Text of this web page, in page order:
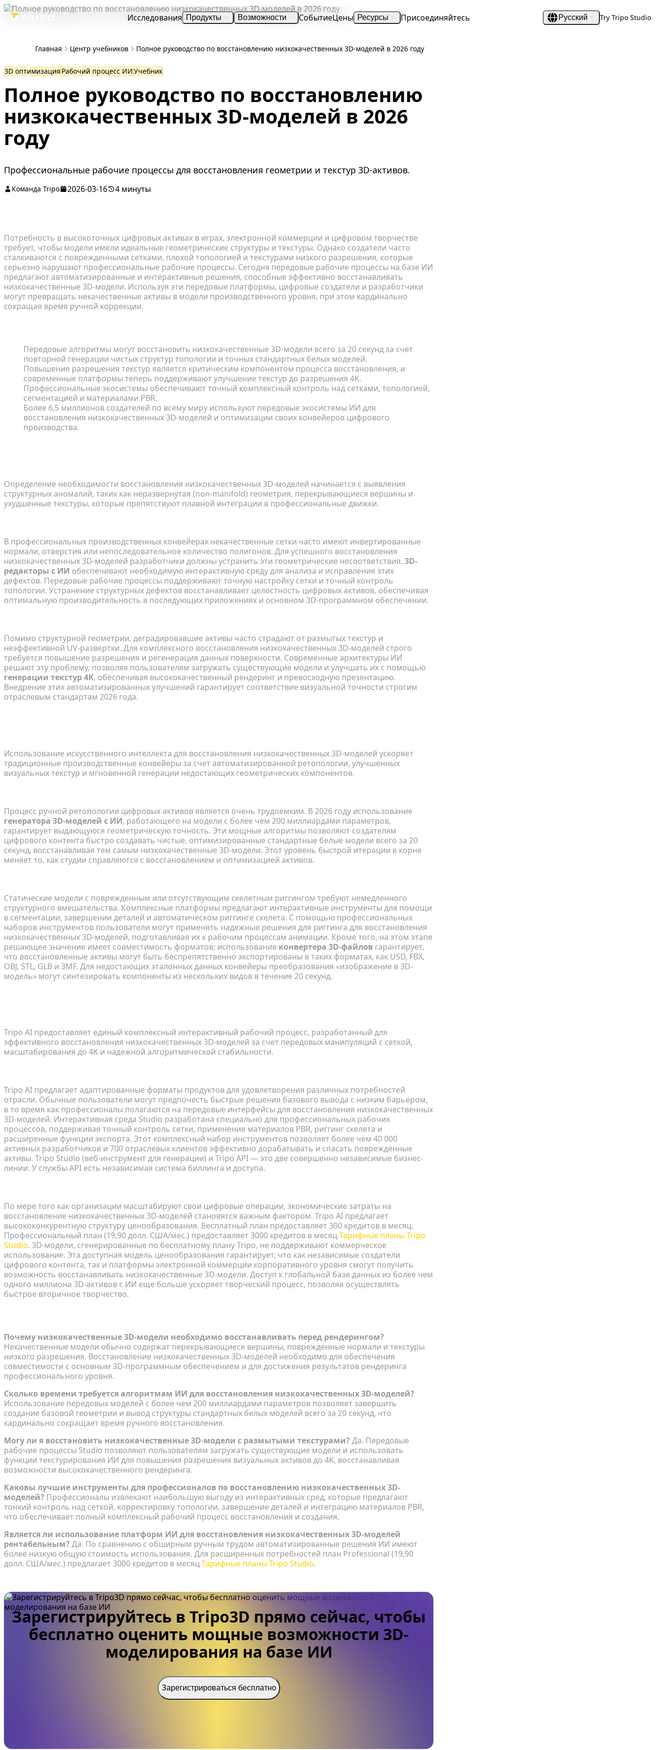
Исследования Продукты Возможности СобытиеЦены Ресурсы Присоединяйтесь Русский Try Tripo Studio
Главная Центр учебников Полное руководство по восстановлению низкокачественных 3D-моделей в 2026 году
3D оптимизация Рабочий процесс ИИУчебник
Полное руководство по восстановлению
низкокачественных 3D-моделей в 2026
году
Профессиональные рабочие процессы для восстановления геометрии и текстур 3D-активов.
Команда Tripo 2026-03-16 4 минуты
Потребность в высокоточных цифровых активах в играх, электронной коммерции и цифровом творчестве
требует, чтобы модели имели идеальные геометрические структуры и текстуры. Однако создатели часто
сталкиваются с поврежденными сетками, плохой топологией и текстурами низкого разрешения, которые
серьезно нарушают профессиональные рабочие процессы. Сегодня передовые рабочие процессы на базе ИИ
предлагают автоматизированные и интерактивные решения, способные эффективно восстанавливать
низкокачественные 3D-модели. Используя эти передовые платформы, цифровые создатели и разработчики
могут превращать некачественные активы в модели производственного уровня, при этом кардинально
сокращая время ручной коррекции.
Передовые алгоритмы могут восстановить низкокачественные 3D-модели всего за 20 секунд за счет
повторной генерации чистых структур топологии и точных стандартных белых моделей.
Повышение разрешения текстур является критическим компонентом процесса восстановления, и
современные платформы теперь поддерживают улучшение текстур до разрешения 4K.
Профессиональные экосистемы обеспечивают точный комплексный контроль над сетками, топологией,
сегментацией и материалами PBR.
Более 6,5 миллионов создателей по всему миру используют передовые экосистемы ИИ для
восстановления низкокачественных 3D-моделей и оптимизации своих конвейеров цифрового
производства.
Определение необходимости восстановления низкокачественных 3D-моделей начинается с выявления
структурных аномалий, таких как неразвернутая (non-manifold) геометрия, перекрывающиеся вершины и
ухудшенные текстуры, которые препятствуют плавной интеграции в профессиональные движки.
В профессиональных производственных конвейерах некачественные сетки часто имеют инвертированные
нормали, отверстия или непоследовательное количество полигонов. Для успешного восстановления
низкокачественных 3D-моделей разработчики должны устранить эти геометрические несоответствия. 3D-
редакторы с ИИ обеспечивают необходимую интерактивную среду для анализа и исправления этих
дефектов. Передовые рабочие процессы поддерживают точную настройку сетки и точный контроль
топологии. Устранение структурных дефектов восстанавливает целостность цифровых активов, обеспечивая
оптимальную производительность в последующих приложениях и основном 3D-программном обеспечении.
Помимо структурной геометрии, деградировавшие активы часто страдают от размытых текстур и
неэффективной UV-развертки. Для комплексного восстановления низкокачественных 3D-моделей строго
требуется повышение разрешения и регенерация данных поверхности. Современные архитектуры ИИ
решают эту проблему, позволяя пользователям загружать существующие модели и улучшать их с помощью
генерации текстур 4K, обеспечивая высококачественный рендеринг и превосходную презентацию.
Внедрение этих автоматизированных улучшений гарантирует соответствие визуальной точности строгим
отраслевым стандартам 2026 года.
Использование искусственного интеллекта для восстановления низкокачественных 3D-моделей ускоряет
традиционные производственные конвейеры за счет автоматизированной ретопологии, улучшенных
визуальных текстур и мгновенной генерации недостающих геометрических компонентов.
Процесс ручной ретопологии цифровых активов является очень трудоемким. В 2026 году использование
генератора 3D-моделей с ИИ, работающего на модели с более чем 200 миллиардами параметров,
гарантирует выдающуюся геометрическую точность. Эти мощные алгоритмы позволяют создателям
цифрового контента быстро создавать чистые, оптимизированные стандартные белые модели всего за 20
секунд, восстанавливая тем самым низкокачественные 3D-модели. Этот уровень быстрой итерации в корне
меняет то, как студии справляются с восстановлением и оптимизацией активов.
Статические модели с поврежденным или отсутствующим скелетным риггингом требуют немедленного
структурного вмешательства. Комплексные платформы предлагают интерактивные инструменты для помощи
в сегментации, завершении деталей и автоматическом риггинге скелета. С помощью профессиональных
наборов инструментов пользователи могут применять надежные решения для риггинга для восстановления
низкокачественных 3D-моделей, подготавливая их к рабочим процессам анимации. Кроме того, на этом этапе
решающее значение имеет совместимость форматов; использование конвертера 3D-файлов гарантирует,
что восстановленные активы могут быть беспрепятственно экспортированы в таких форматах, как USD, FBX,
OBJ, STL, GLB и 3MF. Для недостающих эталонных данных конвейеры преобразования «изображение в 3D-
модель» могут синтезировать компоненты из нескольких видов в течение 20 секунд.
Tripo AI предоставляет единый комплексный интерактивный рабочий процесс, разработанный для
эффективного восстановления низкокачественных 3D-моделей за счет передовых манипуляций с сеткой,
масштабирования до 4K и надежной алгоритмической стабильности.
Tripo AI предлагает адаптированные форматы продуктов для удовлетворения различных потребностей
отрасли. Обычные пользователи могут предпочесть быстрые решения базового вывода с низким барьером,
в то время как профессионалы полагаются на передовые интерфейсы для восстановления низкокачественных
3D-моделей. Интерактивная среда Studio разработана специально для профессиональных рабочих
процессов, поддерживая точный контроль сетки, применение материалов PBR, риггинг скелета и
расширенные функции экспорта. Этот комплексный набор инструментов позволяет более чем 40 000
активных разработчиков и 700 отраслевых клиентов эффективно дорабатывать и спасать поврежденные
активы. Tripo Studio (веб-инструмент для генерации) и Tripo API — это две совершенно независимые бизнес-
линии. У службы API есть независимая система биллинга и доступа.
По мере того как организации масштабируют свои цифровые операции, экономические затраты на
восстановление низкокачественных 3D-моделей становятся важным фактором. Tripo AI предлагает
высококонкурентную структуру ценообразования. Бесплатный план предоставляет 300 кредитов в месяц.
Профессиональный план (19,90 долл. США/мес.) предоставляет 3000 кредитов в месяцТарифные планы Tripo
Studio. 3D-модели, сгенерированные по бесплатному плану Tripo, не поддерживают коммерческое
использование. Эта доступная модель ценообразования гарантирует, что как независимые создатели
цифрового контента, так и платформы электронной коммерции корпоративного уровня смогут получить
возможность восстанавливать низкокачественные 3D-модели. Доступ к глобальной базе данных из более чем
одного миллиона 3D-активов с ИИ еще больше ускоряет творческий процесс, позволяя осуществлять
быстрое вторичное творчество.
Почему низкокачественные 3D-модели необходимо восстанавливать перед рендерингом?
Некачественные модели обычно содержат перекрывающиеся вершины, поврежденные нормали и текстуры
низкого разрешения. Восстановление низкокачественных 3D-моделей необходимо для обеспечения
совместимости с основным 3D-программным обеспечением и для достижения результатов рендеринга
профессионального уровня.
Сколько времени требуется алгоритмам ИИ для восстановления низкокачественных 3D-моделей?
Использование передовых моделей с более чем 200 миллиардами параметров позволяет завершить
создание базовой геометрии и вывод структуры стандартных белых моделей всего за 20 секунд, что
кардинально сокращает время ручного восстановления.
Могу ли я восстановить низкокачественные 3D-модели с размытыми текстурами? Да. Передовые
рабочие процессы Studio позволяют пользователям загружать существующие модели и использовать
функции текстурирования ИИ для повышения разрешения визуальных активов до 4K, восстанавливая
возможности высококачественного рендеринга.
Каковы лучшие инструменты для профессионалов по восстановлению низкокачественных 3D-
моделей? Профессионалы извлекают наибольшую выгоду из интерактивных сред, которые предлагают
тонкий контроль над сеткой, корректировку топологии, завершение деталей и интеграцию материалов PBR,
что обеспечивает полный комплексный рабочий процесс восстановления и создания.
Является ли использование платформ ИИ для восстановления низкокачественных 3D-моделей
рентабельным? Да. По сравнению с обширным ручным трудом автоматизированные решения ИИ имеют
более низкую общую стоимость использования. Для расширенных потребностей план Professional (19,90
долл. США/мес.) предлагает 3000 кредитов в месяцТарифные планы Tripo Studio.
Зарегистрируйтесь в Tripo3D прямо сейчас, чтобы
бесплатно оценить мощные возможности 3D-
моделирования на базе ИИ
Зарегистрироваться бесплатно